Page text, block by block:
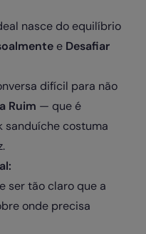
nasce do equilíbrio
e Desafiar
difícil para não
Ruim — que é
sanduíche costuma
ser tão claro que a
onde precisa